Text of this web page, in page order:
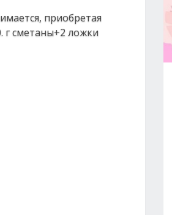
приобретая
г сметаны+2 ложки